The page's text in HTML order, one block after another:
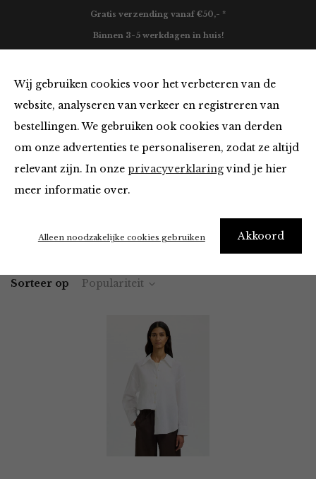
Wij gebruiken cookies voor het verbeteren van de
website, analyseren van verkeer en registreren van
bestellingen. We gebruiken ook cookies van derden
om onze advertenties te personaliseren, zodat ze altijd
relevant zijn. In onze privacyverklaringvind je hier
meer informatie over.
Akkoord
Alleen noodzakelijke cookies gebruiken
Gratis verzending vanaf €50,- *
Binnen 3-5 werkdagen in huis!
Tops en Blouses
Home Winkel Kleding Tops en Blouses
Sorteer op Populariteit